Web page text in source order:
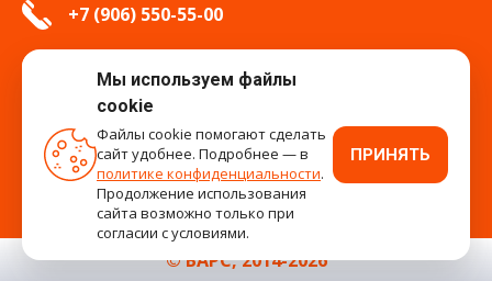
+7 (906) 550-55-00
info.tver@bars-vet.ru
время работы
© БАРС, 2014-2026
Мы используем файлы
cookie
Файлы cookie помогают сделать
сайт удобнее. Подробнее — в
политике конфиденциальности.
Продолжение использования
сайта возможно только при
согласии с условиями.
ПРИНЯТЬ